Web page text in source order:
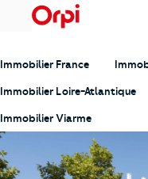
menu
Immobilier France
Immobilier Loire-Atlantique
Immobilier Viarme